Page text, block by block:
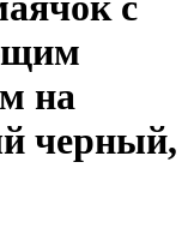
на
черный,